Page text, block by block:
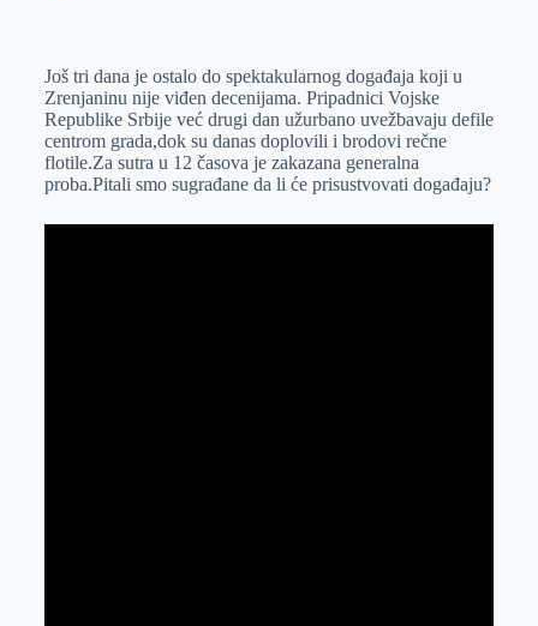
e
r
I
n
s
A
p
p
a
i
l
Još tri dana je ostalo do spektakularnog događaja koji u
Zrenjaninu nije viđen decenijama. Pripadnici Vojske
Republike Srbije već drugi dan užurbano uvežbavaju defile
centrom grada,dok su danas doplovili i brodovi rečne
flotile.Za sutra u 12 časova je zakazana generalna
proba.Pitali smo sugrađane da li će prisustvovati događaju?